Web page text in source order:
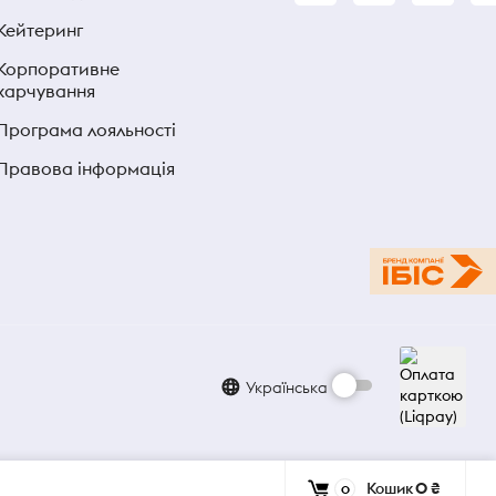
лояльності
інформація
Українська
0 Кошик0 ₴